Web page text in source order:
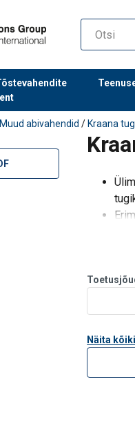
Muud abivahendid / Kraana
Näita